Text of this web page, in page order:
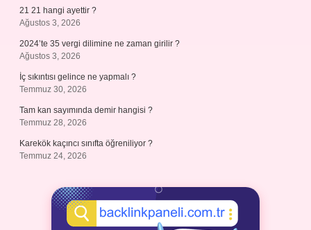
21 21 hangi ayettir ?
Ağustos 3, 2026
2024’te 35 vergi dilimine ne zaman girilir ?
Ağustos 3, 2026
İç sıkıntısı gelince ne yapmalı ?
Temmuz 30, 2026
Tam kan sayımında demir hangisi ?
Temmuz 28, 2026
Karekök kaçıncı sınıfta öğreniliyor ?
Temmuz 24, 2026